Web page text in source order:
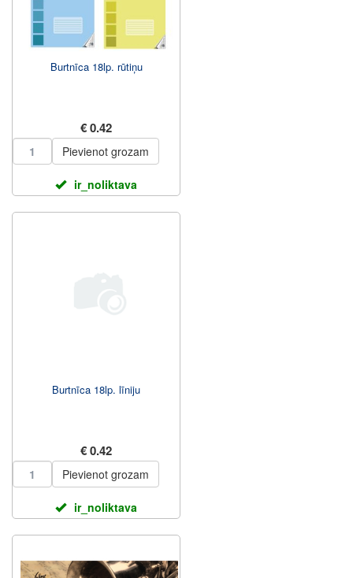
Burtnīca 18lp. rūtiņu
€ 0.42
Pievienot grozam
ir_noliktava
Burtnīca 18lp. līniju
€ 0.42
Pievienot grozam
ir_noliktava